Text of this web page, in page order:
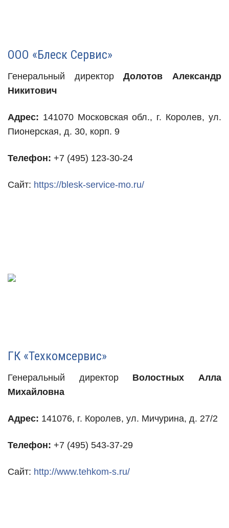
ООО «Блеск Сервис»
Генеральный директорДолотов Александр
Никитович
Адрес: 141070 Московская обл., г. Королев, ул.
Пионерская, д. 30, корп. 9
Телефон: +7 (495) 123-30-24
Сайт: https://blesk-service-mo.ru/
ГК «Техкомсервис»
Генеральный директор Волостных Алла
Михайловна
Адрес: 141076, г. Королев, ул. Мичурина, д. 27/2
Телефон: +7 (495) 543-37-29
Сайт: http://www.tehkom-s.ru/